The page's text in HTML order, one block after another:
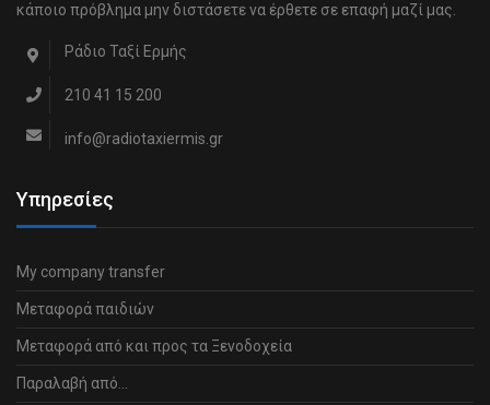
κάποιο πρόβλημα μην διστάσετε να έρθετε σε επαφή μαζί μας.
Ράδιο Ταξί Ερμής
210 41 15 200
info@radiotaxiermis.gr
Υπηρεσίες
My company transfer
Μεταφορά παιδιών
Μεταφορά από και προς τα Ξενοδοχεία
Παραλαβή από…